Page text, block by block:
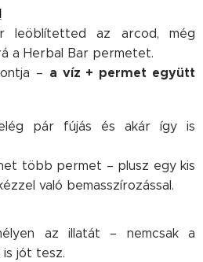
leöblítetted az arcod, még
a Herbal Bar permetet.
– a víz + permet együtt
pár fújás és akár így is
több permet – plusz egy kis
való bemasszírozással.
az illatát – nemcsak a
is jót tesz.